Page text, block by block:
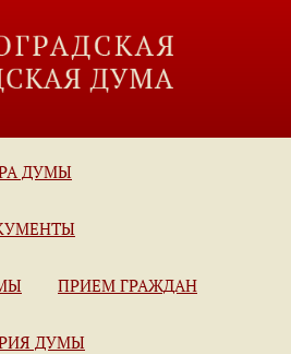
ДУМЫ
ПРИЕМ ГРАЖДАН
ДУМЫ